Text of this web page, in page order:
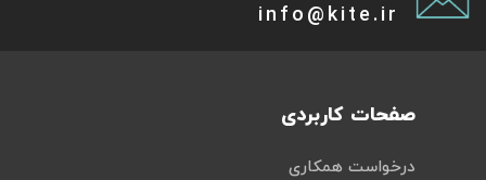
info@kite.ir
صفحات کاربردی
درخواست همکاری